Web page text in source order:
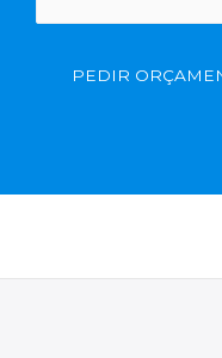
PEDIR